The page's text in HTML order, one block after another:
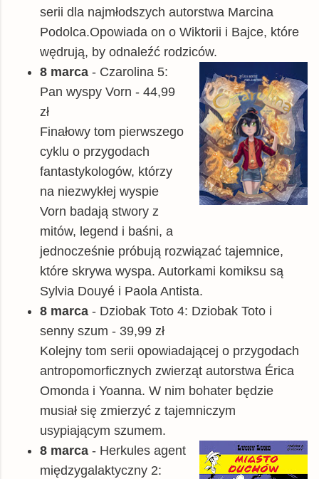
serii dla najmłodszych autorstwa Marcina
Podolca.Opowiada on o Wiktorii i Bajce, które
wędrują, by odnaleźć rodziców.
8 marca - Czarolina 5:
Pan wyspy Vorn - 44,99
zł
Finałowy tom pierwszego
cyklu o przygodach
fantastykologów, którzy
na niezwykłej wyspie
Vorn badają stwory z
mitów, legend i baśni, a
jednocześnie próbują rozwiązać tajemnice,
które skrywa wyspa. Autorkami komiksu są
Sylvia Douyé i Paola Antista.
8 marca - Dziobak Toto 4: Dziobak Toto i
senny szum - 39,99 zł
Kolejny tom serii opowiadającej o przygodach
antropomorficznych zwierząt autorstwa Érica
Omonda i Yoanna. W nim bohater będzie
musiał się zmierzyć z tajemniczym
usypiającym szumem.
8 marca - Herkules agent
międzygalaktyczny 2: